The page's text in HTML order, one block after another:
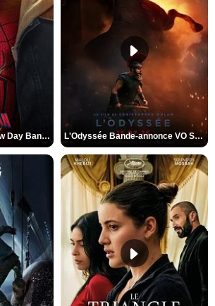
Spider-Man: Brand New Day Bande-annonce VO STFR L'Odyssée Bande-annonce VO STFR